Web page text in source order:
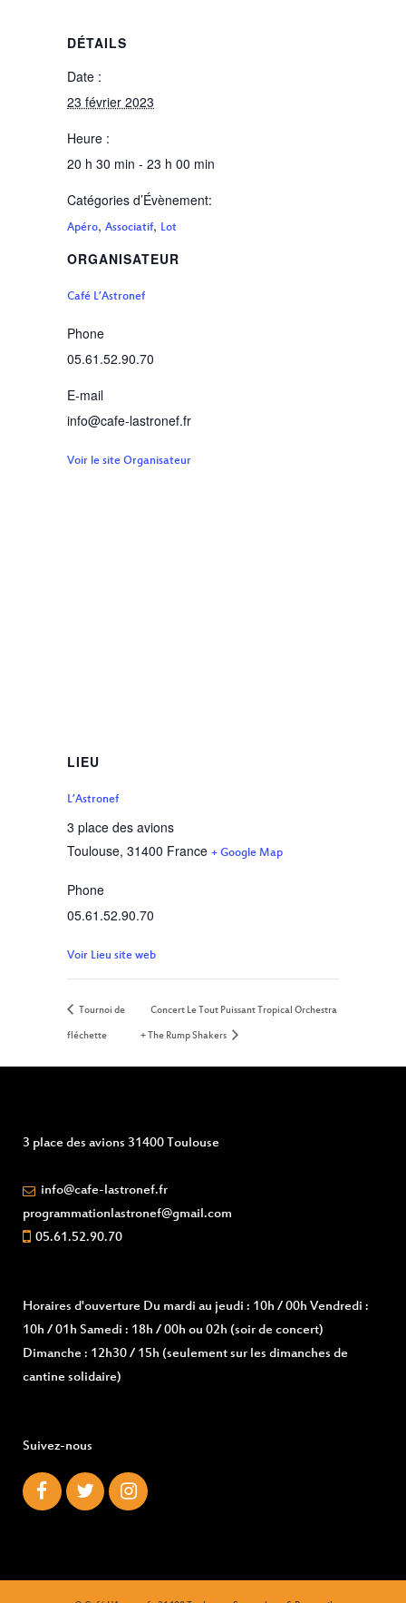
DÉTAILS
Date :
23 février 2023
Heure :
20 h 30 min - 23 h 00 min
Catégories d’Évènement:
Apéro, Associatif, Lot
ORGANISATEUR
Café L’Astronef
Phone
05.61.52.90.70
E-mail
info@cafe-lastronef.fr
Voir le site Organisateur
LIEU
L’Astronef
3 place des avions
Toulouse, 31400 France + Google Map
Phone
05.61.52.90.70
Voir Lieu site web
Tournoi de
fléchette
Concert Le Tout Puissant Tropical Orchestra
+ The Rump Shakers
3 place des avions 31400 Toulouse
info@cafe-lastronef.fr
programmationlastronef@gmail.com
05.61.52.90.70
Horaires d'ouverture Du mardi au jeudi : 10h / 00h Vendredi :
10h / 01h Samedi : 18h / 00h ou 02h (soir de concert)
Dimanche : 12h30 / 15h (seulement sur les dimanches de
cantine solidaire)
Suivez-nous